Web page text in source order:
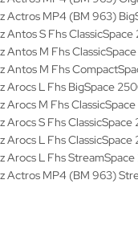
Actros MP4 (BM 963)
Antos S Fhs ClassicSpace
Antos M Fhs
Antos M Fhs
Arocs L Fhs BigSpace
Arocs M Fhs
Arocs S Fhs ClassicSpace
Arocs L Fhs ClassicSpace
Arocs L Fhs
Actros MP4 (BM 963)